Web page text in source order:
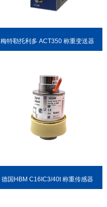
梅特勒托利多 ACT350 称重变送器
德国HBM C16IC3/40t 称重传感器